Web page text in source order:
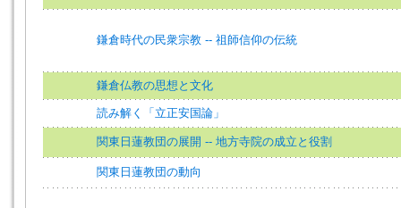
鎌倉時代の民衆宗教 -- 祖師信仰の伝統
鎌倉仏教の思想と文化
読み解く「立正安国論」
関東日蓮教団の展開 -- 地方寺院の成立と役割
関東日蓮教団の動向